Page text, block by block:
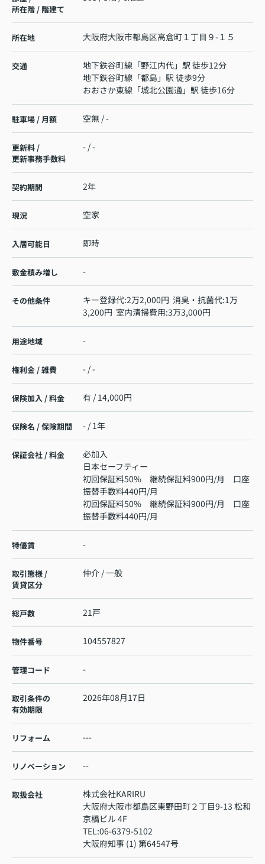
所在階 / 階建て
所在地 大阪府大阪市都島区高倉町１丁目９-１５
交通 地下鉄谷町線 「野江内代」駅 徒歩12分
地下鉄谷町線 「都島」駅 徒歩9分
おおさか東線 「城北公園通 」駅 徒歩16分
駐車場 / 月額 空無 / -
更新料 /
更新事務手数料
- / -
契約期間 2年
現況 空家
入居可能日 即時
敷金積み増し -
その他条件
キー登録代:2万2,000円 消臭・抗菌代:1万
3,200円 室内清掃費用:3万3,000円
用途地域 -
権利金 / 雑費 - / -
保険加入 / 料金 有 / 14,000円
保険名 / 保険期間 - / 1年
保証会社 / 料金
必加入
日本セーフティー
初回保証料50% 継続保証料900円/月 口座
振替手数料440円/月
初回保証料50% 継続保証料900円/月 口座
振替手数料440円/月
特優賃 -
取引態様 /
賃貸区分
仲介 / 一般
総戸数 21戸
物件番号 104557827
管理コード -
取引条件の
有効期限
2026年08月17日
リフォーム ---
リノベーション --
取扱会社
株式会社KARIRU
大阪府大阪市都島区東野田町２丁目9-13 松和
京橋ビル 4F
TEL:06-6379-5102
大阪府知事 (1) 第64547号